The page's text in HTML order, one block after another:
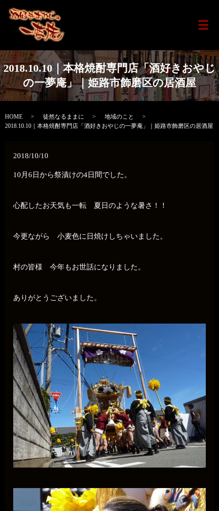
メ
2018.10.10｜本格焼酎専門店「酒好きおやじ
の一夢庵」｜姫路市飾磨区の居酒屋
HOME 徒然なるままに
地域のこと
2018.10.10｜本格焼酎専門店「酒好きおやじの一夢庵」｜姫路市飾磨区の居酒屋
2018/10/10
10月6日から祭漬けの4日間でした。
心配したお天気も一転 夏日のような暑さ！！
今更ながら 小麦色に日焼けしちゃいました。
村の皆様 今年もお世話になりました。
ありがとうございました。